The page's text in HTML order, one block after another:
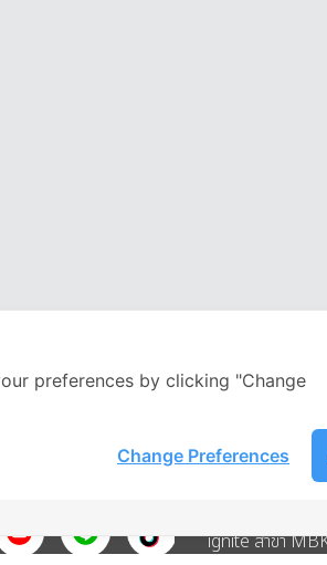
Address
บริษัท อิกไนท์ เ
ignite สาขา
preferences by clicking "Change
Change Preferences